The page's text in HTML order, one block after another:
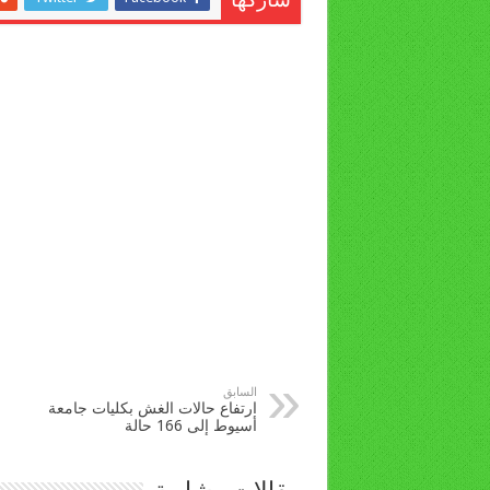
السابق
ارتفاع حالات الغش بكليات جامعة
أسيوط إلى 166 حالة